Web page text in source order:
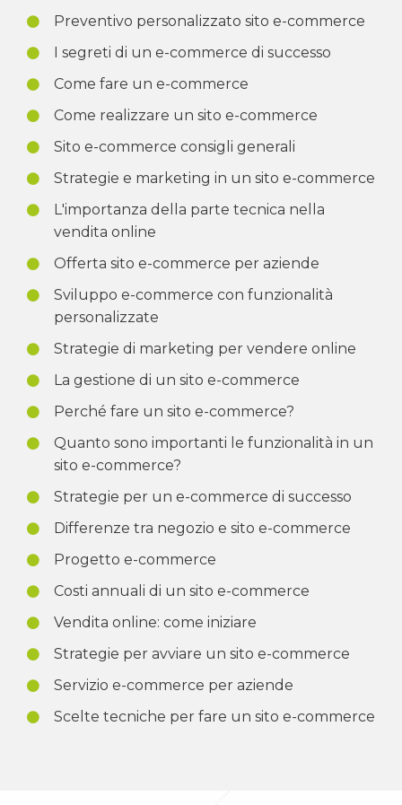
Preventivo personalizzato sito e-commerce
I segreti di un e-commerce di successo
Come fare un e-commerce
Come realizzare un sito e-commerce
Sito e-commerce consigli generali
Strategie e marketing in un sito e-commerce
L'importanza della parte tecnica nella
vendita online
Offerta sito e-commerce per aziende
Sviluppo e-commerce con funzionalità
personalizzate
Strategie di marketing per vendere online
La gestione di un sito e-commerce
Perché fare un sito e-commerce?
Quanto sono importanti le funzionalità in un
sito e-commerce?
Strategie per un e-commerce di successo
Differenze tra negozio e sito e-commerce
Progetto e-commerce
Costi annuali di un sito e-commerce
Vendita online: come iniziare
Strategie per avviare un sito e-commerce
Servizio e-commerce per aziende
Scelte tecniche per fare un sito e-commerce